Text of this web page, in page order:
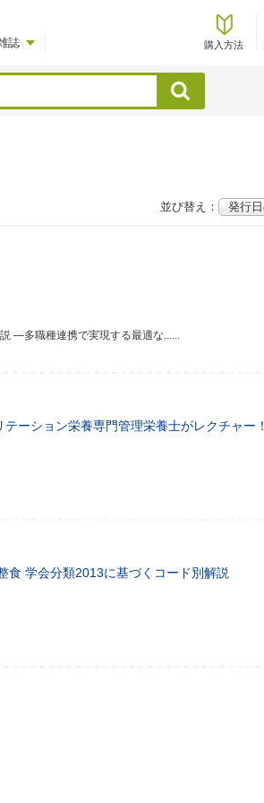
誌 購入方法
検索
並び替え：
―多職種連携で実現する最適な......
ーション栄養専門管理栄養士がレクチャー！
食 学会分類2013に基づくコード別解説